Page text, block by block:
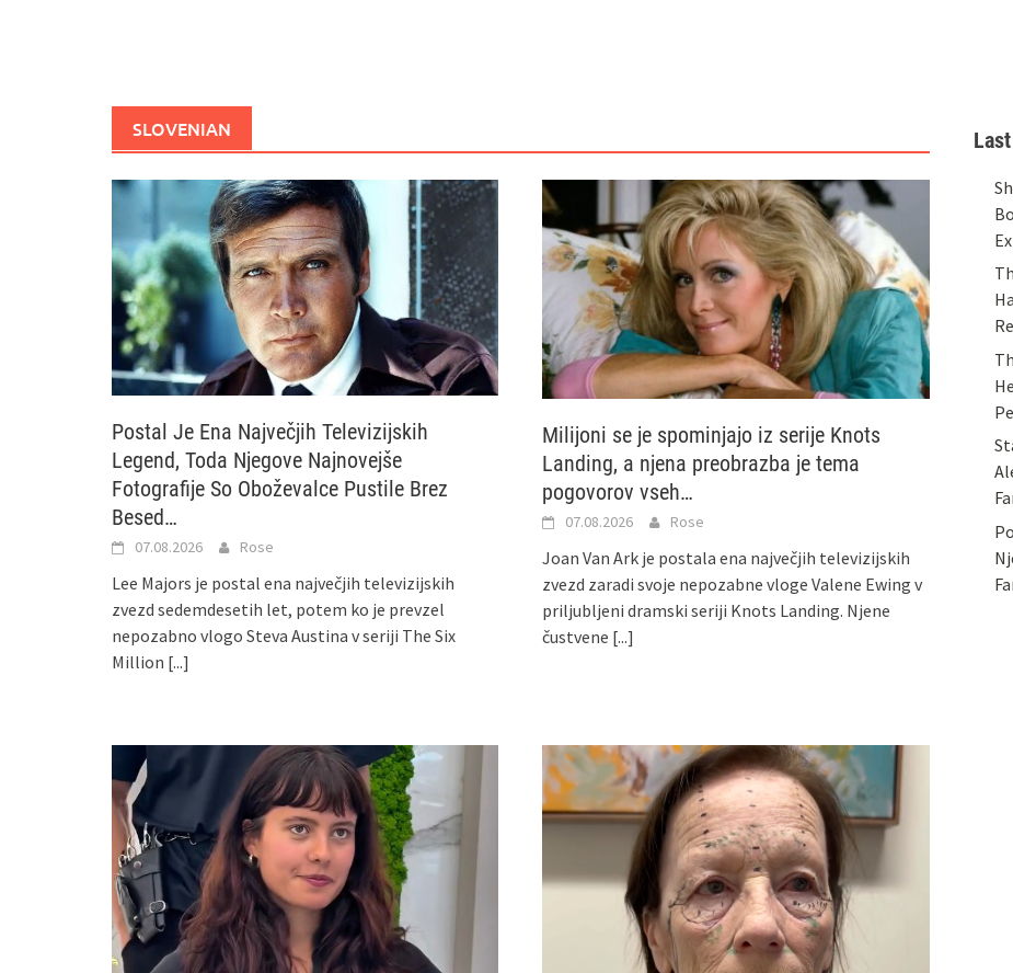
SLOVENIAN
Postal Je Ena Največjih Televizijskih
Legend, Toda Njegove Najnovejše
Fotografije So Oboževalce Pustile Brez
Besed…
07.08.2026 Rose
Lee Majors je postal ena največjih televizijskih
zvezd sedemdesetih let, potem ko je prevzel
nepozabno vlogo Steva Austina v seriji The Six
Million [...]
Milijoni se je spominjajo iz serije Knots
Landing, a njena preobrazba je tema
pogovorov vseh…
07.08.2026 Rose
Joan Van Ark je postala ena največjih televizijskih
zvezd zaradi svoje nepozabne vloge Valene Ewing v
priljubljeni dramski seriji Knots Landing. Njene
čustvene [...]